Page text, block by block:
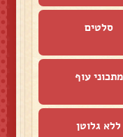
סלטים
מתכוני עוף
ללא גלוטן